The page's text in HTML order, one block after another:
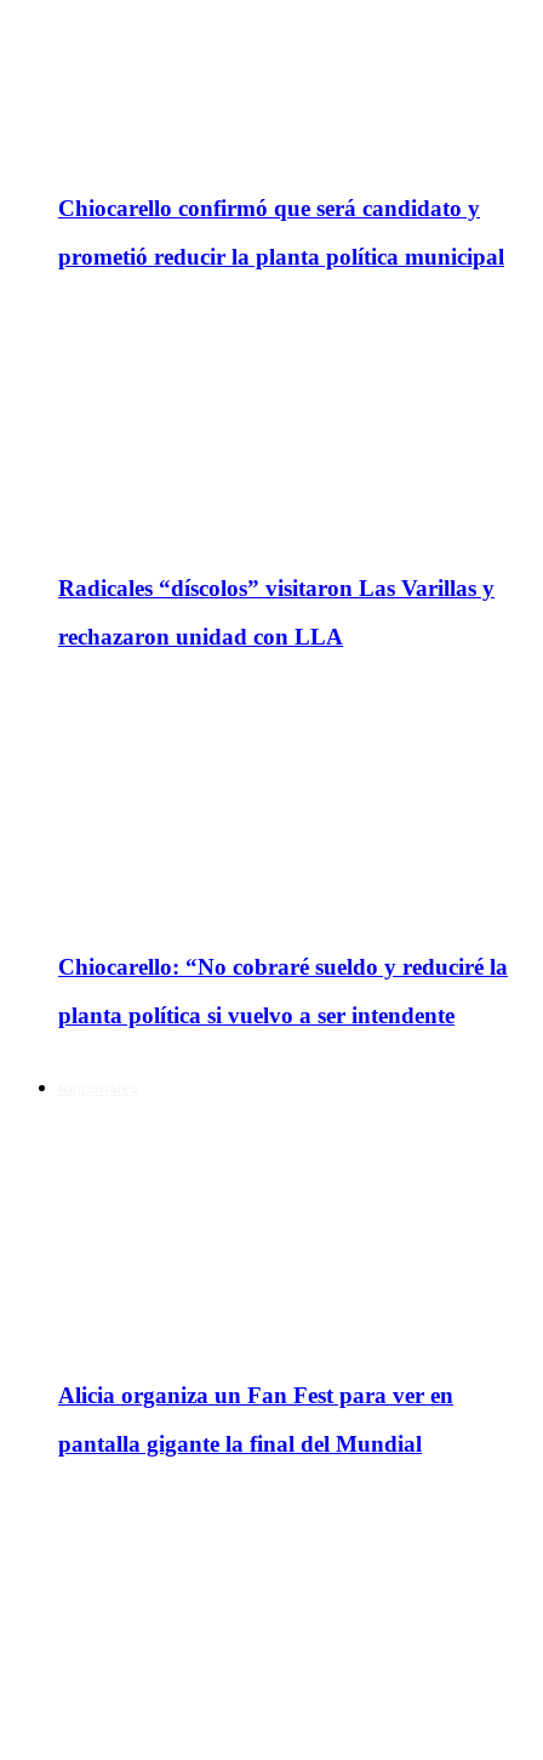
Chiocarello confirmó que será candidato y
prometió reducir la planta política municipal
Radicales “díscolos” visitaron Las Varillas y
rechazaron unidad con LLA
Chiocarello: “No cobraré sueldo y reduciré la
planta política si vuelvo a ser intendente
Alicia organiza un Fan Fest para ver en
pantalla gigante la final del Mundial